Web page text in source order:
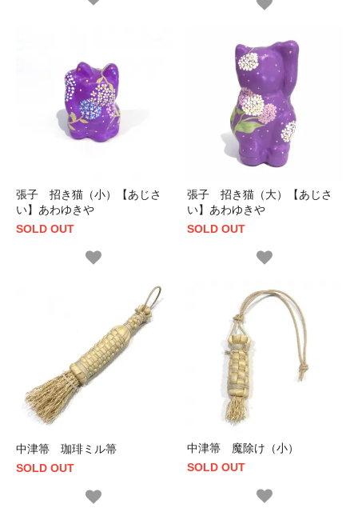
張子 招き猫（小）【あじさ
い】あわゆきや
SOLD OUT
張子 招き猫（大）【あじさ
い】あわゆきや
SOLD OUT
中津箒 珈琲ミル箒
SOLD OUT
中津箒 魔除け（小）
SOLD OUT